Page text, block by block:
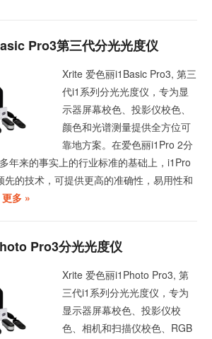
Pro3第三代分光光度仪
Xrite 爱色丽i1Basic Pro3, 第三
代i1系列分光光度仪，专为显
示器屏幕校色、投影仪校色、
颜色和光谱测量提供全方位可
靠地方案。在爱色丽i1Pro 2分
年来的事实上的行业标准的基础上，i1Pro
先的技术，可提供更高的准确性，易用性和
更多 »
Pro3分光光度仪
Xrite 爱色丽i1Photo Pro3, 第
三代i1系列分光光度仪，专为
显示器屏幕校色、投影仪校
色、相机和扫描仪校色、RGB